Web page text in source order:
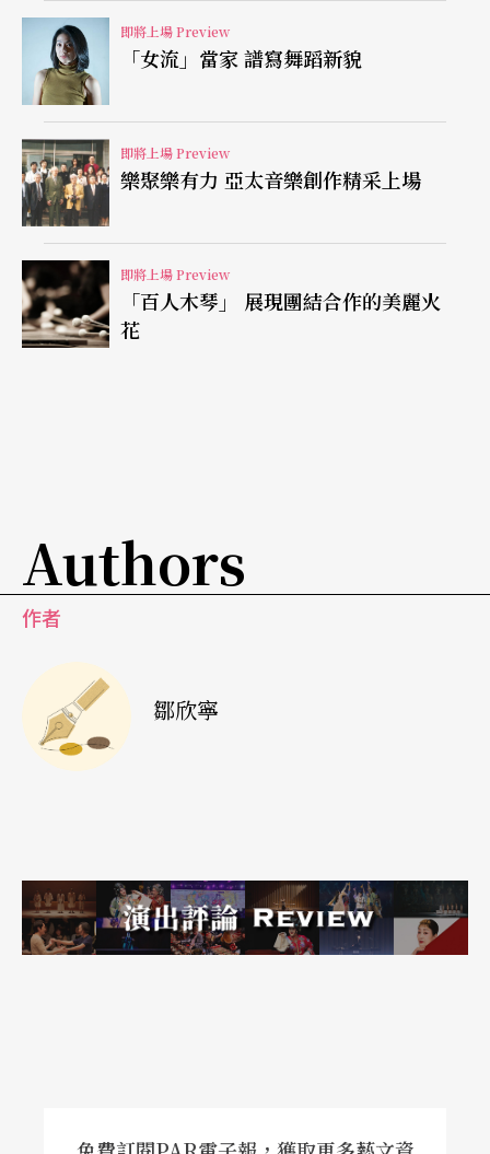
「這麼大空間放一個人在那邊，本身就動人。」
時空架構確認後，回到表演的編排。第一週著重
「提問」：「我繼承了什麼？」，將近十位表演者
在酒廠不同角落同時起舞，用身體彰顯問題，尋找
答案。觀眾沒有固定的觀賞座位，可隨意遊走，自
行選擇觀看對象和內容，「比如書毅在我面前跳，
後來他走了，下一個人過來，這時我面臨一個抉
擇：要看誰？跟著書毅走，或是留下來看眼前的
人？」
古壁畫般的質地，強化「觀看過去」的氛圍。
第三週，繼承者們在溯源之後，不免對身為渺小的
個人感到「人生不過如此」的絕望。這週表演，觀
眾將回到傳統坐在固定位子的觀賞，表演也從前兩
週不同身體質地的摸索，轉而以舞蹈為主。「其實
還是要走下去，不斷在路上找到值得留戀的片
溝通一種「看的方法」
驫舞劇場對於《繼承者》設定的目標，不只是精神
即將上場 Preview
「女流」當家 譜寫舞蹈新貌
即將上場 Preview
樂聚樂有力 亞太音樂創作精采上場
即將上場 Preview
「百人木琴」 展現團結合作的美麗火
花
Authors
作者
鄒欣寧